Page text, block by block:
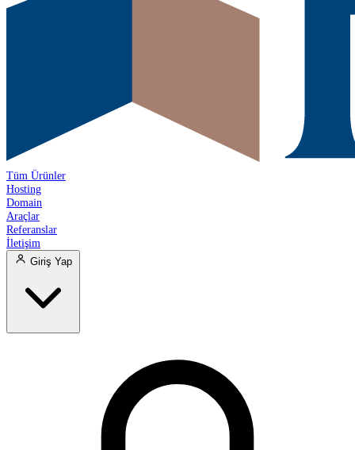
Tüm Ürünler
Hosting
Domain
Araçlar
Referanslar
İletişim
Giriş Yap